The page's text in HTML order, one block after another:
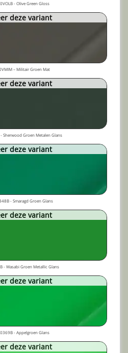
- Olive Green Gloss
deze variant
– Militair Groen Mat
deze variant
Sherwood Groen Metalen Glans
deze variant
- Smaragd Groen Glans
deze variant
- Wasabi Groen Metallic Glans
deze variant
- Appelgroen Glans
deze variant